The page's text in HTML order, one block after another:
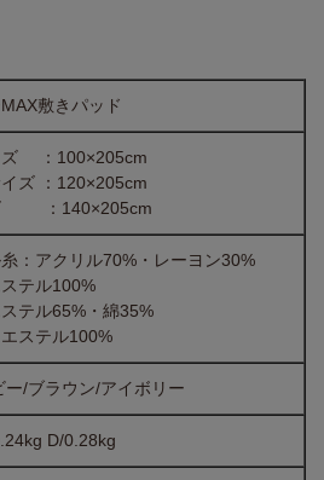
敷きパッド
ズ ：100×205cm
ズ ：120×205cm
：140×205cm
：アクリル70%・レーヨン30%
テル100%
テル65%・綿35%
ステル100%
ー/ブラウン/アイボリー
D/0.28kg